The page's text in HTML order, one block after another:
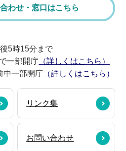
わせ・窓口はこちら
5時15分まで
一部開庁 （詳しくはこちら）
中一部開庁 （詳しくはこちら）
リンク集
お問い合わせ